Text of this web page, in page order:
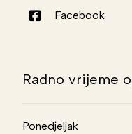
Facebook
Radno vrijeme
Ponedjeljak